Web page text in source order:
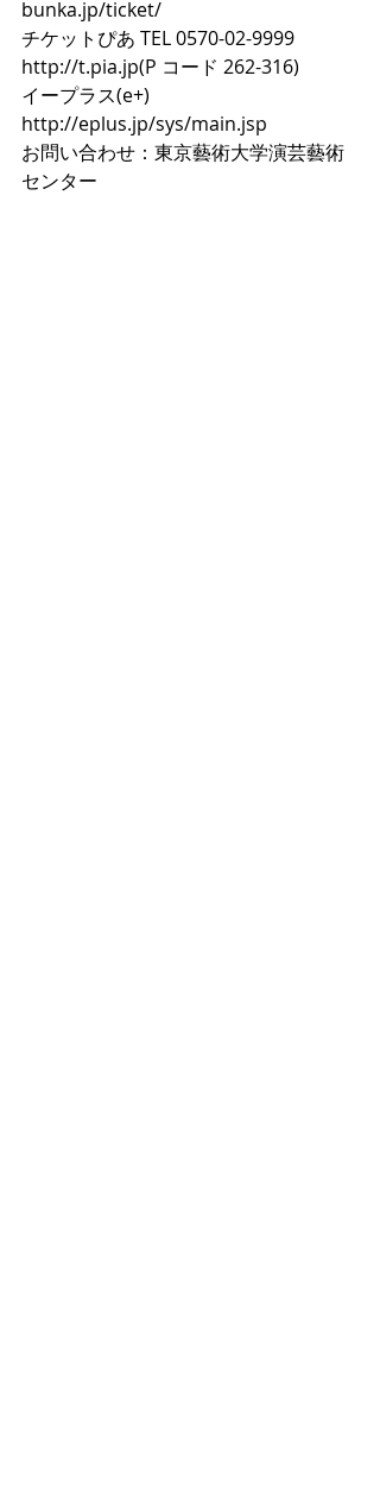
bunka.jp/ticket/
チケットぴあ TEL 0570-02-9999
http://t.pia.jp(P コード 262-316)
イープラス(e+)
http://eplus.jp/sys/main.jsp
お問い合わせ：東京藝術大学演芸藝術
センター